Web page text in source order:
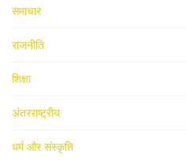
समाचार
राजनीति
शिक्षा
अंतरराष्ट्रीय
धर्म और संस्कृति